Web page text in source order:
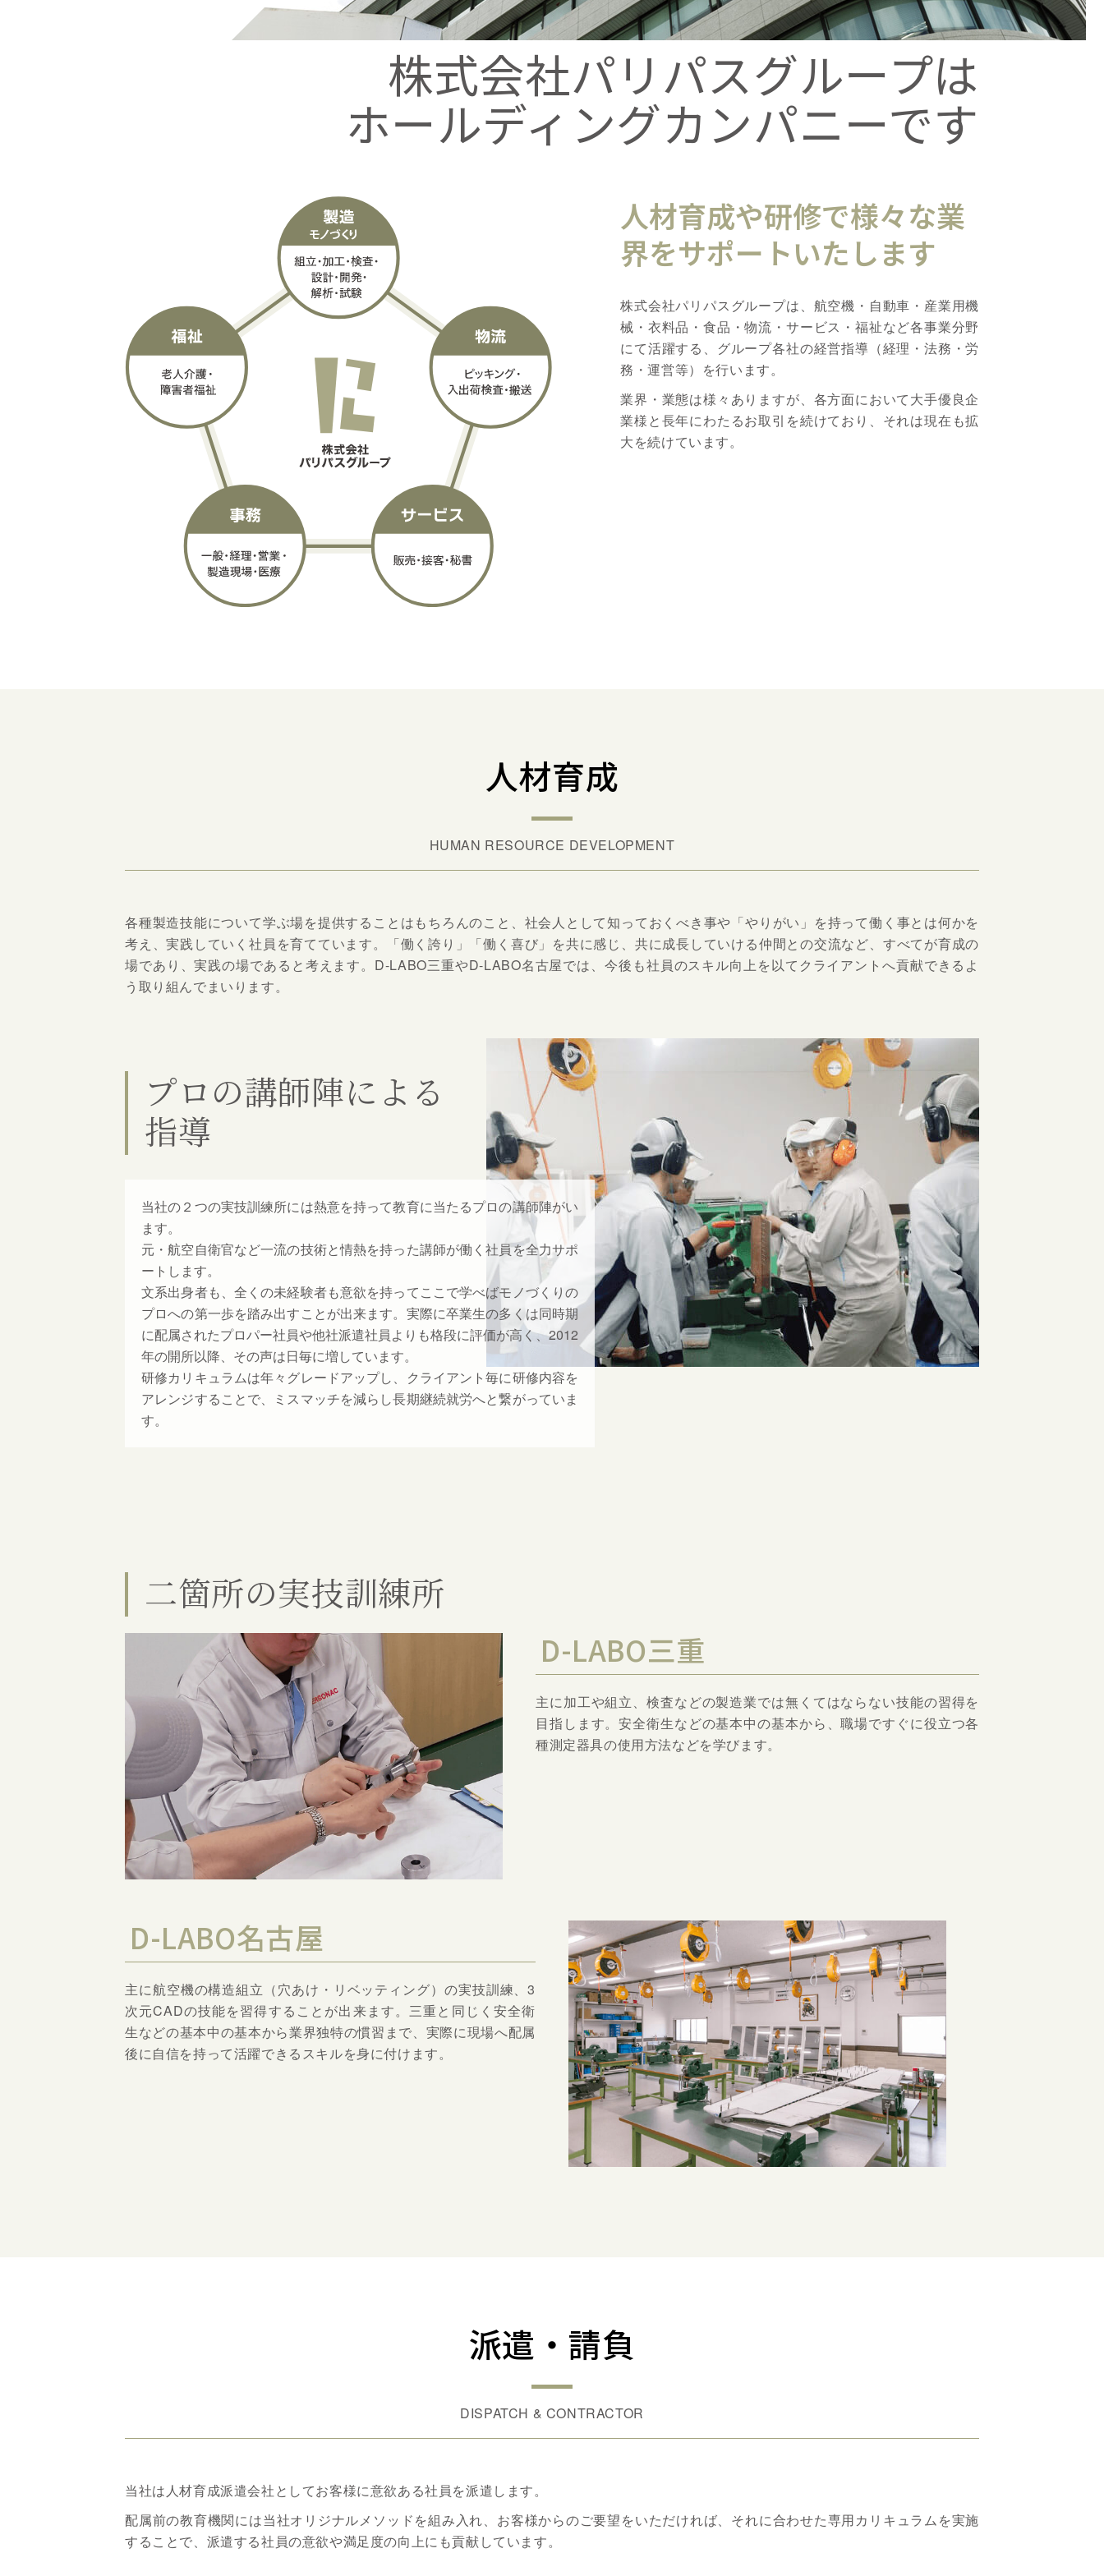
株式会社パリパスグループは
ホールディングカンパニーです
人材育成や研修で様々な業
界をサポートいたします
株式会社パリパスグループは、航空機・自動車・産業用機
械・衣料品・食品・物流・サービス・福祉など各事業分野
にて活躍する、グループ各社の経営指導（経理・法務・労
務・運営等）を行います。
業界・業態は様々ありますが、各方面において大手優良企
業様と長年にわたるお取引を続けており、それは現在も拡
大を続けています。
人材育成
HUMAN RESOURCE DEVELOPMENT
各種製造技能について学ぶ場を提供することはもちろんのこと、社会人として知っておくべき事や「やりがい」を持って働く事とは何かを
考え、実践していく社員を育てています。「働く誇り」「働く喜び」を共に感じ、共に成長していける仲間との交流など、すべてが育成の
場であり、実践の場であると考えます。D-LABO三重やD-LABO名古屋では、今後も社員のスキル向上を以てクライアントへ貢献できるよ
う取り組んでまいります。
プロの講師陣による
指導
当社の２つの実技訓練所には熱意を持って教育に当たるプロの講師陣がい
ます。
元・航空自衛官など一流の技術と情熱を持った講師が働く社員を全力サポ
ートします。
文系出身者も、全くの未経験者も意欲を持ってここで学べばモノづくりの
プロへの第一歩を踏み出すことが出来ます。実際に卒業生の多くは同時期
に配属されたプロパー社員や他社派遣社員よりも格段に評価が高く、2012
年の開所以降、その声は日毎に増しています。
研修カリキュラムは年々グレードアップし、クライアント毎に研修内容を
アレンジすることで、ミスマッチを減らし長期継続就労へと繋がっていま
す。
二箇所の実技訓練所
D-LABO三重
主に加工や組立、検査などの製造業では無くてはならない技能の習得を
目指します。安全衛生などの基本中の基本から、職場ですぐに役立つ各
種測定器具の使用方法などを学びます。
D-LABO名古屋
主に航空機の構造組立（穴あけ・リベッティング）の実技訓練、3
次元CADの技能を習得することが出来ます。三重と同じく安全衛
生などの基本中の基本から業界独特の慣習まで、実際に現場へ配属
後に自信を持って活躍できるスキルを身に付けます。
派遣・請負
DISPATCH & CONTRACTOR
当社は人材育成派遣会社としてお客様に意欲ある社員を派遣します。
配属前の教育機関には当社オリジナルメソッドを組み入れ、お客様からのご要望をいただければ、それに合わせた専用カリキュラムを実施
することで、派遣する社員の意欲や満足度の向上にも貢献しています。